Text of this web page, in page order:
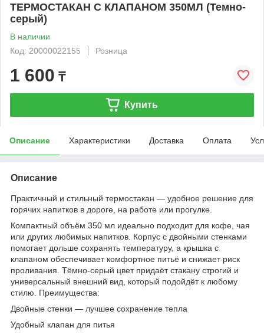
ТЕРМОСТАКАН С КЛАПАНОМ 350МЛ (Темно-
серый)
В наличии
Код: 20000022155
Розница
1 600 ₸
Купить
Описание Характеристики Доставка Оплата
Описание
Практичный и стильный термостакан — удобное решение для
горячих напитков в дороге, на работе или прогулке.
Компактный объём 350 мл идеально подходит для кофе, чая
или других любимых напитков. Корпус с двойными стенками
помогает дольше сохранять температуру, а крышка с
клапаном обеспечивает комфортное питьё и снижает риск
проливания. Тёмно-серый цвет придаёт стакану строгий и
универсальный внешний вид, который подойдёт к любому
стилю. Преимущества:
Двойные стенки — лучшее сохранение тепла
Удобный клапан для питья